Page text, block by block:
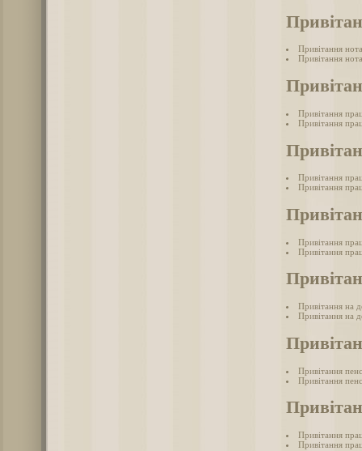
Привітання
Привітання
Привітання
Привітання
Привітання
Привітання
Привітання
Привітання
Привітання на
Привітання на
Привітання
Привітання
Привітання
Привітання